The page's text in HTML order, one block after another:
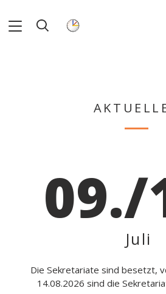
09./
Juli
Die Sekretariate sind besetzt,
14.08.2026 sind die